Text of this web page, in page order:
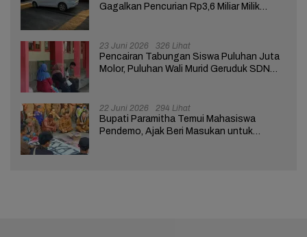
Gagalkan Pencurian Rp3,6 Miliar Milik
23 Juni 2026 326 Lihat
Pencairan Tabungan Siswa Puluhan Juta
Molor, Puluhan Wali Murid Geruduk SDN
22 Juni 2026 294 Lihat
Bupati Paramitha Temui Mahasiswa
Pendemo, Ajak Beri Masukan untuk